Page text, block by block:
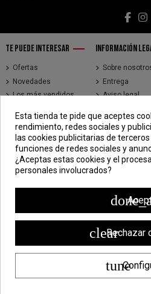
TE PUEDE INTERESAR
Ofertas
Novedades
Los más vendidos
INFORMACIÓN
Sobre
Entrega
Aviso legal
condiciones
Pago seguro
CONTÁCTENOS
CDV - Componentes Diesel Vidal
998 304 695 | 988 338 835
Esta tienda te pide que aceptes
rendimiento, redes sociales y
las cookies publicitarias de
funciones de redes sociales y
¿Aceptas estas cookies y el
personales involucrados?
clearRechazar
tune